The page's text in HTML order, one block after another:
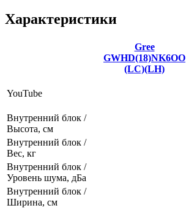
Характеристики
Gree
GWHD(18)NK6OO
(LC)(LH)
YouTube
Внутренний блок /
Высота, см
Внутренний блок /
Вес, кг
Внутренний блок /
Уровень шума, дБа
Внутренний блок /
Ширина, см